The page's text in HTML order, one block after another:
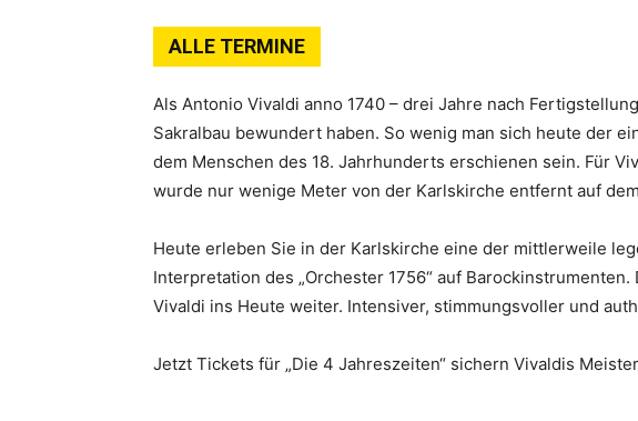
ALLE TERMINE
Als Antonio Vivaldi anno 1740 – drei Jahre nach
Sakralbau bewundert haben. So wenig man sich heute der
dem Menschen des 18. Jahrhunderts erschienen sein. Für
wurde nur wenige Meter von der Karlskirche entfernt auf
Heute erleben Sie in der Karlskirche eine der mittlerweile
Interpretation des „Orchester 1756“ auf
Vivaldi ins Heute weiter. Intensiver, stimmungsvoller und
Jetzt Tickets für „Die 4 Jahreszeiten“ sichern Vivaldis